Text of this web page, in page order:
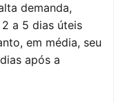
demanda,
a 5 dias úteis
em média, seu
após a